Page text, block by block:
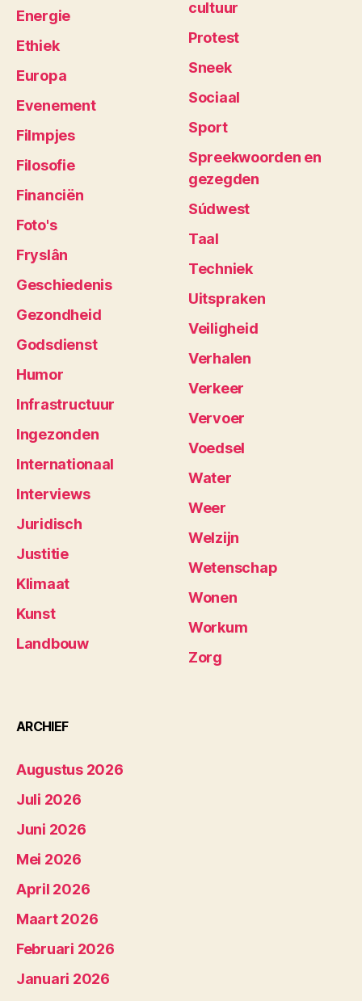
Energie
Ethiek
Europa
Evenement
Filmpjes
Filosofie
Financiën
Foto's
Fryslân
Geschiedenis
Gezondheid
Godsdienst
Humor
Infrastructuur
Ingezonden
Internationaal
Interviews
Juridisch
Justitie
Klimaat
Kunst
Landbouw
cultuur
Protest
Sneek
Sociaal
Sport
Spreekwoorden en
gezegden
Súdwest
Taal
Techniek
Uitspraken
Veiligheid
Verhalen
Verkeer
Vervoer
Voedsel
Water
Weer
Welzijn
Wetenschap
Wonen
Workum
Zorg
ARCHIEF
Augustus 2026
Juli 2026
Juni 2026
Mei 2026
April 2026
Maart 2026
Februari 2026
Januari 2026